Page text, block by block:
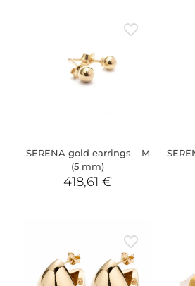
SERENA gold earrings – M
(5 mm)
418,61€